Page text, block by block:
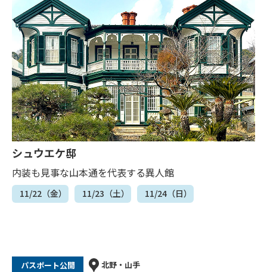
シュウエケ邸
内装も見事な山本通を代表する異人館
11/22（金） 11/23（土） 11/24（日）
パスポート公開 北野・山手